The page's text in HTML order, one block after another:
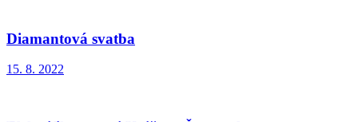
Diamantová svatba
15. 8. 2022